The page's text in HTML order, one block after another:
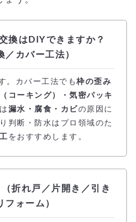
／カバー工法）
。カバー工法でも 枠の歪み
コーキング）・気密パッキ
漏水・腐食・カビの原因に
判断・防水はプロ領域のた
をおすすめします。
ォーム）